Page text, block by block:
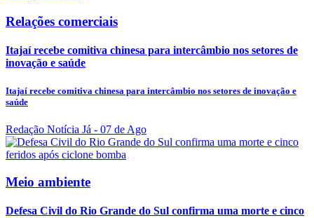
Relações comerciais
Itajaí recebe comitiva chinesa para intercâmbio nos setores de
inovação e saúde
Itajaí recebe comitiva chinesa para intercâmbio nos setores de inovação e
saúde
Redação Notícia Já - 07 de Ago
Meio ambiente
Defesa Civil do Rio Grande do Sul confirma uma morte e cinco